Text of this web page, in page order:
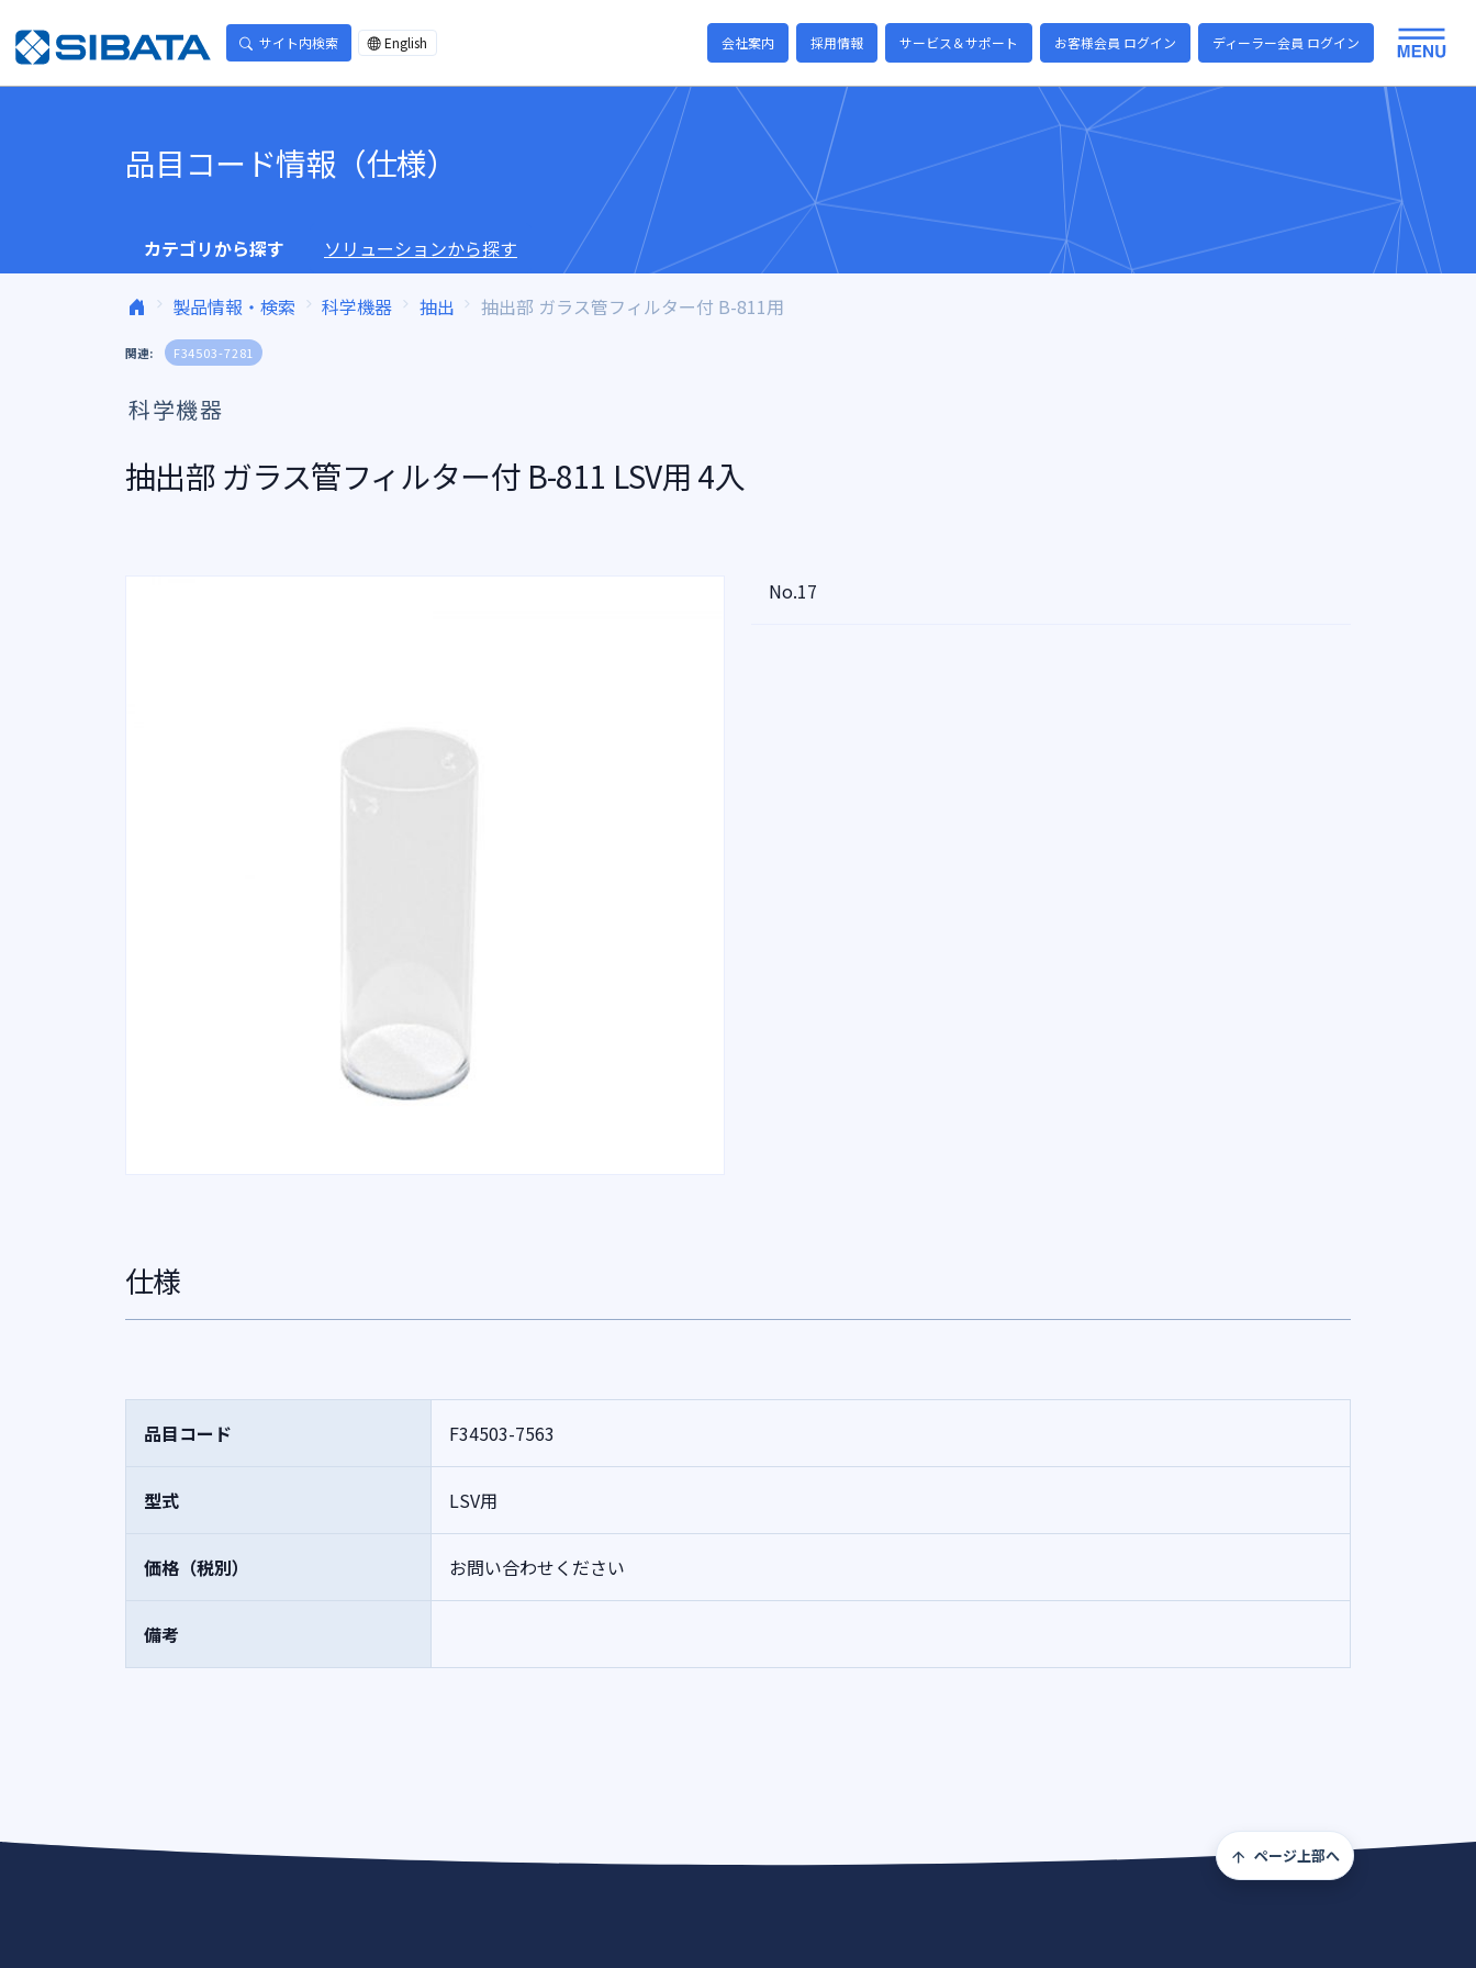
サイト内検索 English 会社案内 採用情報 サービス＆サポート お客様会員 ログイン ディーラー会員 ログイン
品目コード情報（仕様）
カテゴリから探す ソリューションから探す
製品情報・検索 科学機器 抽出 抽出部 ガラス管フィルター付 B-811用
関連: F34503-7281
科学機器
抽出部 ガラス管フィルター付 B-811 LSV用 4入
No.17
仕様
品目コード F34503-7563
型式 LSV用
価格（税別） お問い合わせください
備考
ページ上部へ